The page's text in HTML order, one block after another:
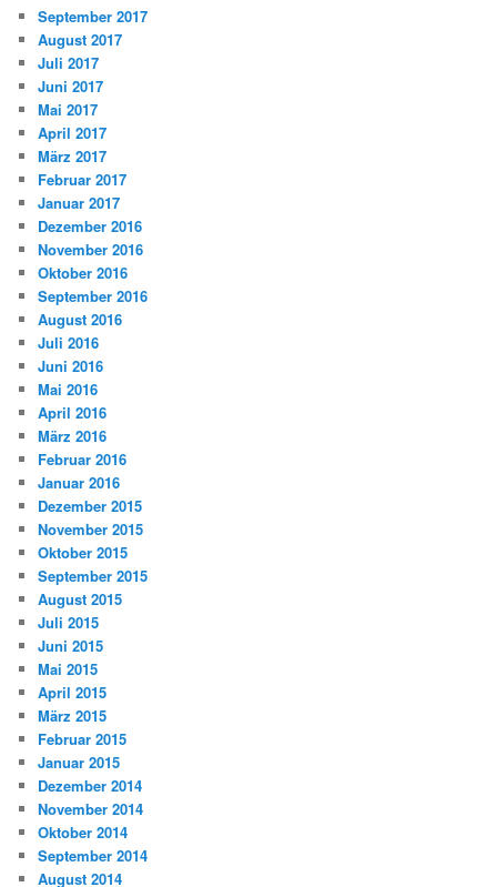
September 2017
August 2017
Juli 2017
Juni 2017
Mai 2017
April 2017
März 2017
Februar 2017
Januar 2017
Dezember 2016
November 2016
Oktober 2016
September 2016
August 2016
Juli 2016
Juni 2016
Mai 2016
April 2016
März 2016
Februar 2016
Januar 2016
Dezember 2015
November 2015
Oktober 2015
September 2015
August 2015
Juli 2015
Juni 2015
Mai 2015
April 2015
März 2015
Februar 2015
Januar 2015
Dezember 2014
November 2014
Oktober 2014
September 2014
August 2014